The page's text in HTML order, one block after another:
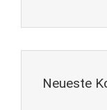
Neueste